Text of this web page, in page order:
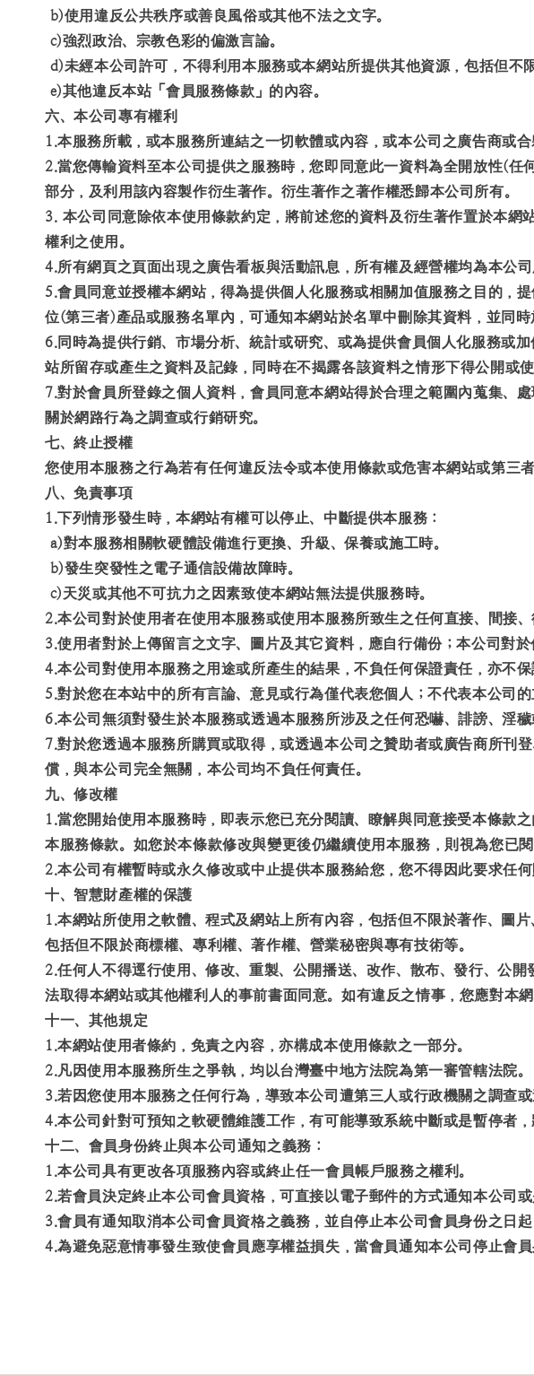
b)使用違反公共秩序或善良風俗或其他不法之文字。
c)強烈政治、宗教色彩的偏激言論。
d)未經本公司許可，不得利用本服務或本網站所提供其他資源，包括但不
e)其他違反本站「會員服務條款」的內容。
六、本公司專有權利
1.本服務所載，或本服務所連結之一切軟體或內容，或本公司之廣告商或
2.當您傳輸資料至本公司提供之服務時，您即同意此一資料為全開放性(
部分，及利用該內容製作衍生著作。衍生著作之著作權悉歸本公司所有。
3. 本公司同意除依本使用條款約定，將前述您的資料及衍生著作置於本
權利之使用。
4.所有網頁之頁面出現之廣告看板與活動訊息，所有權及經營權均為本公
5.會員同意並授權本網站，得為提供個人化服務或相關加值服務之目的，
位(第三者)產品或服務名單內，可通知本網站於名單中刪除其資料，並同
6.同時為提供行銷、市場分析、統計或研究、或為提供會員個人化服務或
站所留存或產生之資料及記錄，同時在不揭露各該資料之情形下得公開或使
7.對於會員所登錄之個人資料，會員同意本網站得於合理之範圍內蒐集、
關於網路行為之調查或行銷研究。
七、終止授權
您使用本服務之行為若有任何違反法令或本使用條款或危害本網站或第三
八、免責事項
1.下列情形發生時，本網站有權可以停止、中斷提供本服務：
a)對本服務相關軟硬體設備進行更換、升級、保養或施工時。
b)發生突發性之電子通信設備故障時。
c)天災或其他不可抗力之因素致使本網站無法提供服務時。
2.本公司對於使用者在使用本服務或使用本服務所致生之任何直接、間接
3.使用者對於上傳留言之文字、圖片及其它資料，應自行備份；本公司對
4.本公司對使用本服務之用途或所產生的結果，不負任何保證責任，亦不
5.對於您在本站中的所有言論、意見或行為僅代表您個人；不代表本公司
6.本公司無須對發生於本服務或透過本服務所涉及之任何恐嚇、誹謗、淫
7.對於您透過本服務所購買或取得，或透過本公司之贊助者或廣告商所刊
償，與本公司完全無關，本公司均不負任何責任。
九、修改權
1.當您開始使用本服務時，即表示您已充分閱讀、瞭解與同意接受本條款
本服務條款。如您於本條款修改與變更後仍繼續使用本服務，則視為您已
2.本公司有權暫時或永久修改或中止提供本服務給您，您不得因此要求任何
十、智慧財產權的保護
1.本網站所使用之軟體、程式及網站上所有內容，包括但不限於著作、圖
包括但不限於商標權、專利權、著作權、營業秘密與專有技術等。
2.任何人不得逕行使用、修改、重製、公開播送、改作、散布、發行、公
法取得本網站或其他權利人的事前書面同意。如有違反之情事，您應對本
十一、其他規定
1.本網站使用者條約，免責之內容，亦構成本使用條款之一部分。
2.凡因使用本服務所生之爭執，均以台灣臺中地方法院為第一審管轄法院。
3.若因您使用本服務之任何行為，導致本公司遭第三人或行政機關之調查
4.本公司針對可預知之軟硬體維護工作，有可能導致系統中斷或是暫停者
十二、會員身份終止與本公司通知之義務：
1.本公司具有更改各項服務內容或終止任一會員帳戶服務之權利。
2.若會員決定終止本公司會員資格，可直接以電子郵件的方式通知本公司
3.會員有通知取消本公司會員資格之義務，並自停止本公司會員身份之日
4.為避免惡意情事發生致使會員應享權益損失，當會員通知本公司停止